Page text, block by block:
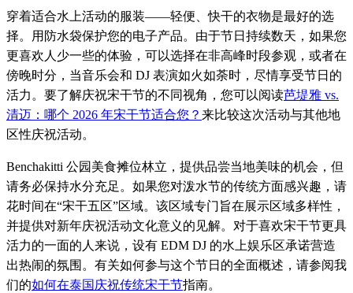
穿着适合水上活动的服装——轻便、快干的衣物是最好的选
择。用防水袋保护您的电子产品。由于节日持续数天，如果您
更喜欢人少一些的体验，可以选择在非高峰时段参观，或者在
傍晚时分，当音乐会和 DJ 表演如火如荼时，尽情享受节日的
活力。要了解庆祝宋干节的不同视角，您可以阅读芭堤雅 vs.
清迈：哪个 2026 年宋干节适合您？ 来比较这次活动与其他地
区性庆祝活动。
Benchakitti 公园美食摊位林立，提供品尝当地美味的机会，但
请务必保持水分充足。如果您对泼水节的传统方面感兴趣，请
花时间在“宋干五区”区域。该区域专门旨在展示区域多样性，
并提供对新年庆祝活动文化意义的见解。对于喜欢宋干节更具
活力的一面的人来说，设有 EDM DJ 的水上娱乐区承诺营造
出热闹的氛围。有关如何参与这个节日的全面概述，请参阅我
们的如何在泰国庆祝传统宋干节指南。